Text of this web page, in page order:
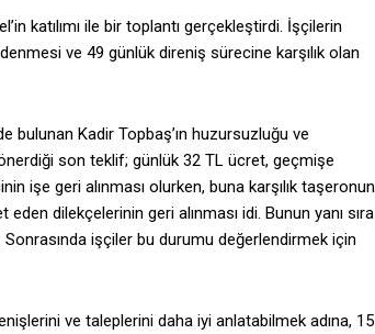
katılımı ile bir toplantı gerçekleştirdi. İşçilerin
ve 49 günlük direniş sürecine karşılık olan
bulunan Kadir Topbaş’ın huzursuzluğu ve
önerdiği son teklif; günlük 32 TL ücret, geçmişe
işe geri alınması olurken, buna karşılık taşeronun
dilekçelerinin geri alınması idi. Bunun yanı sıra
işçiler bu durumu değerlendirmek için
ve taleplerini daha iyi anlatabilmek adına, 15